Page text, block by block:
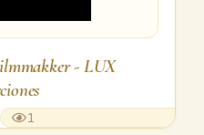
- LUX
1